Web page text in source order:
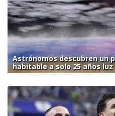
Astrónomos descubren un
habitable a solo 25 años